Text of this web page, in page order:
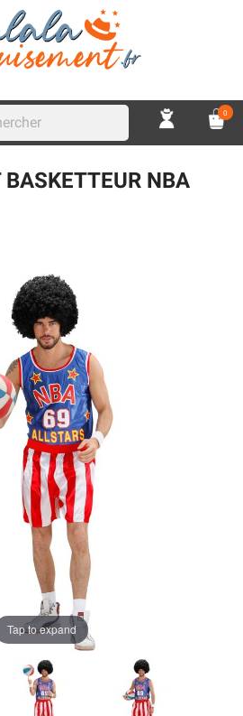
0
BASKETTEUR NBA
Tap to expand